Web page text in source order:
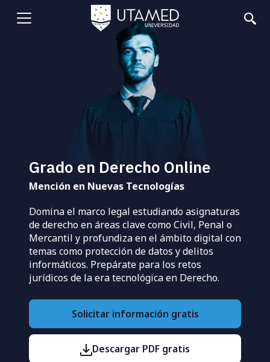
Abrir
Grado en Derecho Online
Mención en Nuevas Tecnologías
Domina el marco legal estudiando asignaturas
de derecho en áreas clave como Civil, Penal o
Mercantil y profundiza en el ámbito digital con
temas como protección de datos y delitos
informáticos. Prepárate para los retos
jurídicos de la era tecnológica en Derecho.
Solicitar información gratis
Descargar PDF gratis